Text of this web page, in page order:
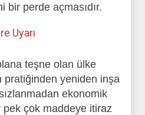
bir perde açmasıdır.
Uyarı
teşne olan ülke
pratiğinden yeniden inşa
ekonomik
çok maddeye itiraz